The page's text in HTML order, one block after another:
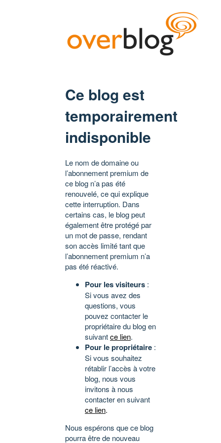
Ce blog est
temporairement
indisponible
Le nom de domaine ou
l’abonnement premium de
ce blog n’a pas été
renouvelé, ce qui explique
cette interruption. Dans
certains cas, le blog peut
également être protégé par
un mot de passe, rendant
son accès limité tant que
l’abonnement premium n’a
pas été réactivé.
Pour les visiteurs :
Si vous avez des
questions, vous
pouvez contacter le
propriétaire du blog en
suivantce lien.
Pour le propriétaire :
Si vous souhaitez
rétablir l’accès à votre
blog, nous vous
invitons à nous
contacter en suivant
ce lien.
Nous espérons que ce blog
pourra être de nouveau